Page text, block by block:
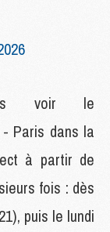
voir le
Paris dans la
à partir de
fois : dès
puis le lundi